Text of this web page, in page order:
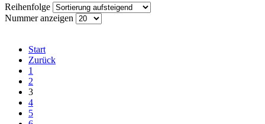
Reihenfolge
Nummer anzeigen
Start
Zurück
1
2
3
4
5